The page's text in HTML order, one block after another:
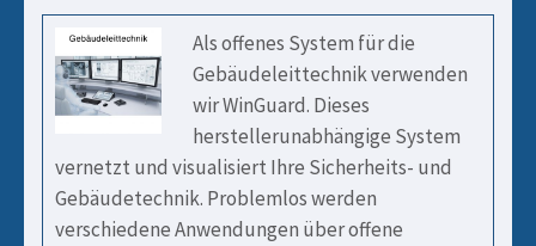
Als offenes System für die
Gebäudeleittechnik verwenden
wir WinGuard. Dieses
herstellerunabhängige System
vernetzt und visualisiert Ihre Sicherheits- und
Gebäudetechnik. Problemlos werden
verschiedene Anwendungen über offene